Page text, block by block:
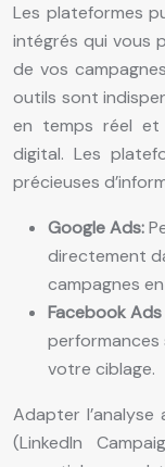
Les plateformes
intégrés qui vous
de vos
outils sont
en temps réel et
digital. Les
précieuses
Google Ads:
directement
campagnes
Facebook
performances
votre ciblage.
Adapter
(LinkedIn